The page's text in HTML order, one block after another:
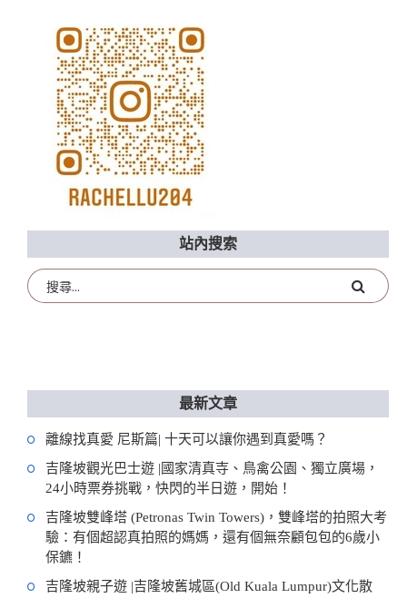
站內搜索
最新文章
離線找真愛 尼斯篇| 十天可以讓你遇到真愛嗎？
吉隆坡觀光巴士遊 |國家清真寺、鳥禽公園、獨立廣場，
24小時票券挑戰，快閃的半日遊，開始！
吉隆坡雙峰塔 (Petronas Twin Towers)，雙峰塔的拍照大考
驗：有個超認真拍照的媽媽，還有個無奈顧包包的6歲小
保鑣！
吉隆坡親子遊 |吉隆坡舊城區(Old Kuala Lumpur)文化散